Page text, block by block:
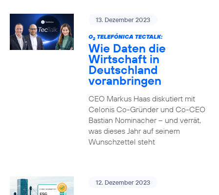
13. Dezember 2023
O2TELEFÓNICA TECTALK:
Wie Daten die
Wirtschaft in
Deutschland
voranbringen
CEO Markus Haas diskutiert mit
Celonis Co-Gründer und Co-CEO
Bastian Nominacher – und verrät,
was dieses Jahr auf seinem
Wunschzettel steht
12. Dezember 2023